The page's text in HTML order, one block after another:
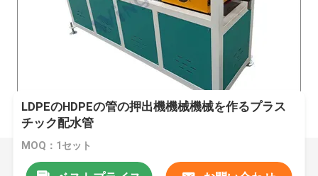
LDPEのHDPEの管の押出機機械機械を作るプラス
チック配水管
MOQ：1セット